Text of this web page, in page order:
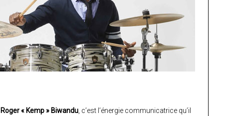
Roger « Kemp » Biwandu , c’est l’énergie communicatrice qu’il